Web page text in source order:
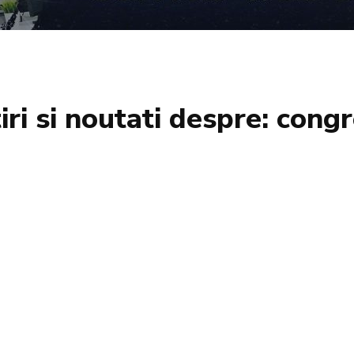
si noutati despre: